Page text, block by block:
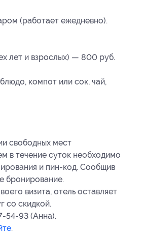
(работает ежедневно).
лет и взрослых) — 800 руб.
компот или сок, чай,
свободных мест
в течение суток необходимо
и пин-код. Сообщив
бронирование.
визита, отель оставляет
со скидкой.
54-93 (Анна).
.